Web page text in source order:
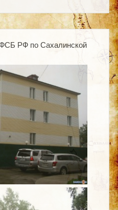
РФ по Сахалинской